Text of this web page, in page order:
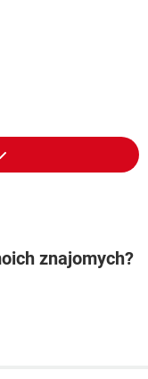
znajomych?